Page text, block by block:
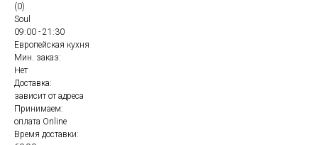
(0)
Soul
09:00 - 21:30
Европейская кухня
Мин. заказ:
Нет
Доставка:
зависит от адреса
Принимаем:
оплата Online
Время доставки: